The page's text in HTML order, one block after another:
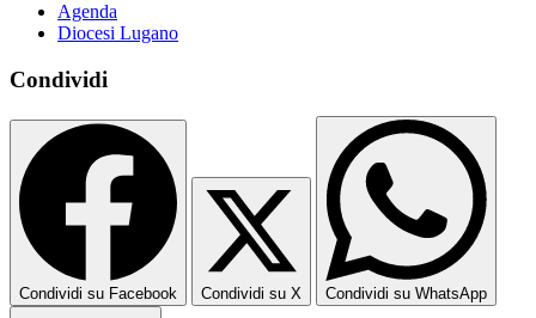
Agenda
Diocesi Lugano
Condividi
Condividi su Facebook Condividi su X Condividi su WhatsApp